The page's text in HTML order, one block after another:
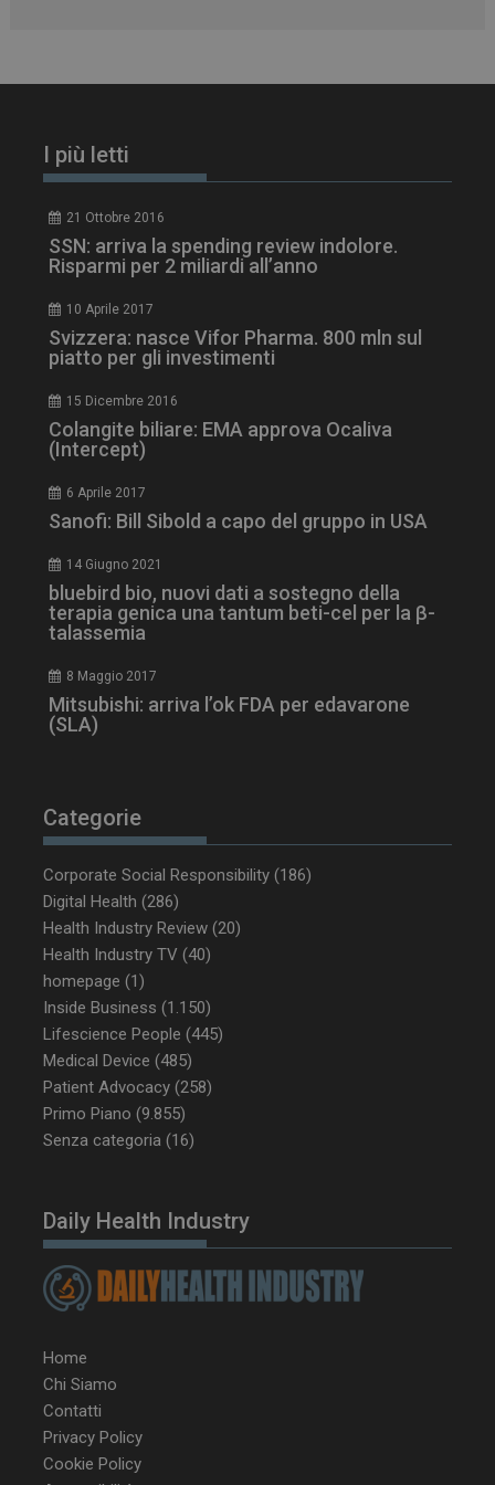
I più letti
21 Ottobre 2016
SSN: arriva la spending review indolore.
Risparmi per 2 miliardi all’anno
10 Aprile 2017
Svizzera: nasce Vifor Pharma. 800 mln sul
piatto per gli investimenti
15 Dicembre 2016
Colangite biliare: EMA approva Ocaliva
(Intercept)
6 Aprile 2017
Sanofi: Bill Sibold a capo del gruppo in USA
14 Giugno 2021
bluebird bio, nuovi dati a sostegno della
terapia genica una tantum beti-cel per la β-
talassemia
8 Maggio 2017
Mitsubishi: arriva l’ok FDA per edavarone
(SLA)
Categorie
Corporate Social Responsibility (186)
Digital Health (286)
Health Industry Review (20)
Health Industry TV (40)
homepage (1)
Inside Business (1.150)
Lifescience People (445)
Medical Device (485)
Patient Advocacy (258)
Primo Piano (9.855)
Senza categoria (16)
Daily Health Industry
Home
Chi Siamo
Contatti
Privacy Policy
Cookie Policy